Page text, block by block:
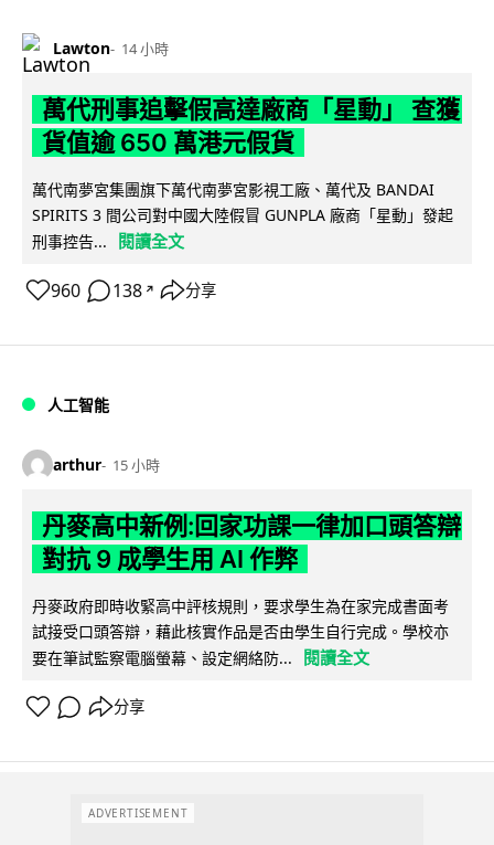
Lawton 14 小時
萬代刑事追擊假高達廠商「星動」 查獲
貨值逾 650 萬港元假貨
萬代南夢宮集團旗下萬代南夢宮影視工廠、萬代及 BANDAI
SPIRITS 3 間公司對中國大陸假冒 GUNPLA 廠商「星動」發起
刑事控告...
閱讀全文
960 138 ↗ 分享
人工智能
arthur 15 小時
丹麥高中新例:回家功課一律加口頭答辯
對抗 9 成學生用 AI 作弊
丹麥政府即時收緊高中評核規則，要求學生為在家完成書面考
試接受口頭答辯，藉此核實作品是否由學生自行完成。學校亦
要在筆試監察電腦螢幕、設定網絡防...
閱讀全文
分享
ADVERTISEMENT